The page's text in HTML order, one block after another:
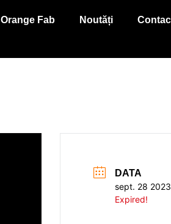
Orange Fab Noutăți
DATA
sept. 28 2023
Expired!